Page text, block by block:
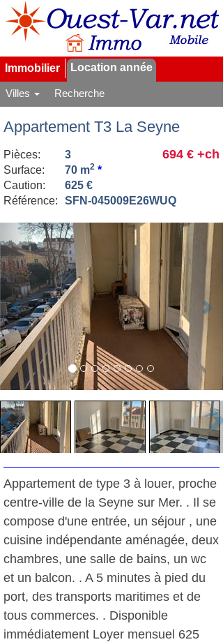
Immobilier Location année
Villes Recherche
Appartement T3 La Seyne
694 € +ch
Pièces:
3
Surface:
70 m2 *
Caution:
625 €
Référence:
SFN-045009E26WUQ
Appartement de type 3 à louer, proche
centre-ville de la Seyne sur Mer. . Il se
compose d'une entrée, un séjour , une
cuisine indépendante aménagée, deux
chambres, une salle de bains, un wc
et un balcon. . A 5 minutes à pied du
port, des transports maritimes et de
tous commerces. . Disponible
immédiatement Loyer mensuel 625